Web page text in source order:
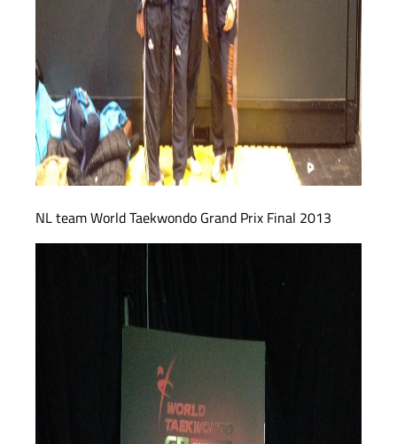
NL team World Taekwondo Grand Prix Final 2013